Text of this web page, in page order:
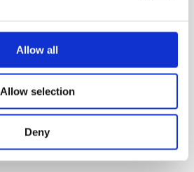
Allow all
Allow selection
Deny